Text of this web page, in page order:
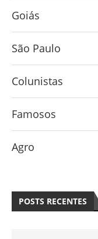
Goiás
São Paulo
Colunistas
Famosos
Agro
POSTS RECENTES